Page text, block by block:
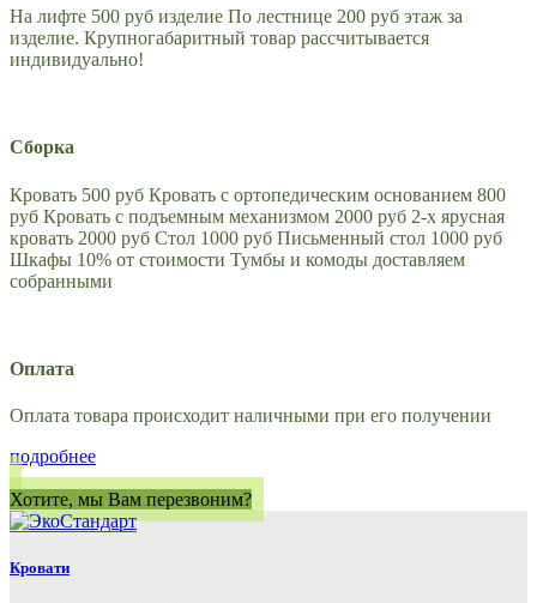
На лифте 500 руб изделие По лестнице 200 руб этаж за
изделие. Крупногабаритный товар рассчитывается
индивидуально!
Сборка
Кровать 500 руб Кровать с ортопедическим основанием 800
руб Кровать с подъемным механизмом 2000 руб 2-х ярусная
кровать 2000 руб Стол 1000 руб Письменный стол 1000 руб
Шкафы 10% от стоимости Тумбы и комоды доставляем
собранными
Оплата
Оплата товара происходит наличными при его получении
подробнее
Хотите, мы Вам перезвоним?
Кровати